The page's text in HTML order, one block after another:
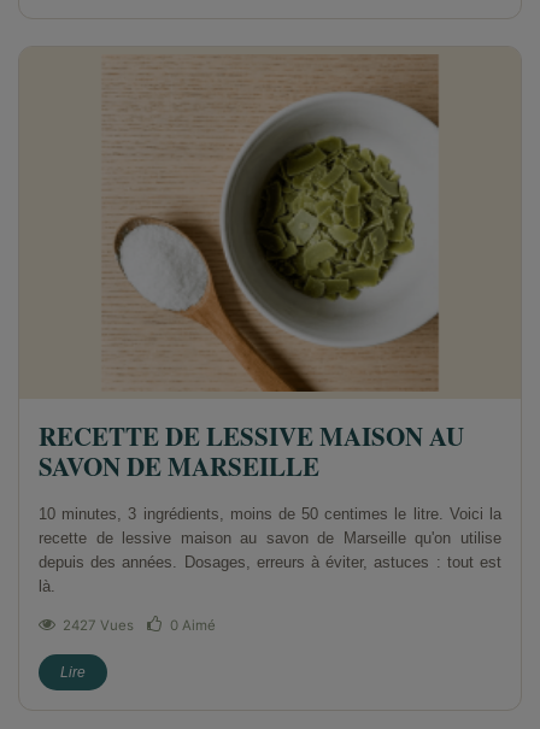
RECETTE DE LESSIVE MAISON AU
SAVON DE MARSEILLE
2427 Vues 0 Aimé
10 minutes, 3 ingrédients, moins de 50 centimes le litre. Voici la
recette de lessive maison au savon de Marseille qu'on utilise
depuis des années. Dosages, erreurs à éviter, astuces : tout est
là.
Lire